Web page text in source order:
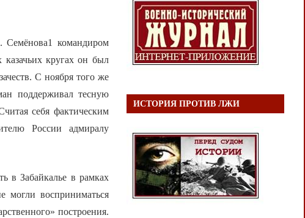
Семёнова1 командиром
кругах он был
С ноября того же
поддерживал тесную
себя фактическим
России адмиралу
в Забайкалье в рамках
могли восприниматься
построения.
ИСТОРИЯ ПРОТИВ ЛЖИ